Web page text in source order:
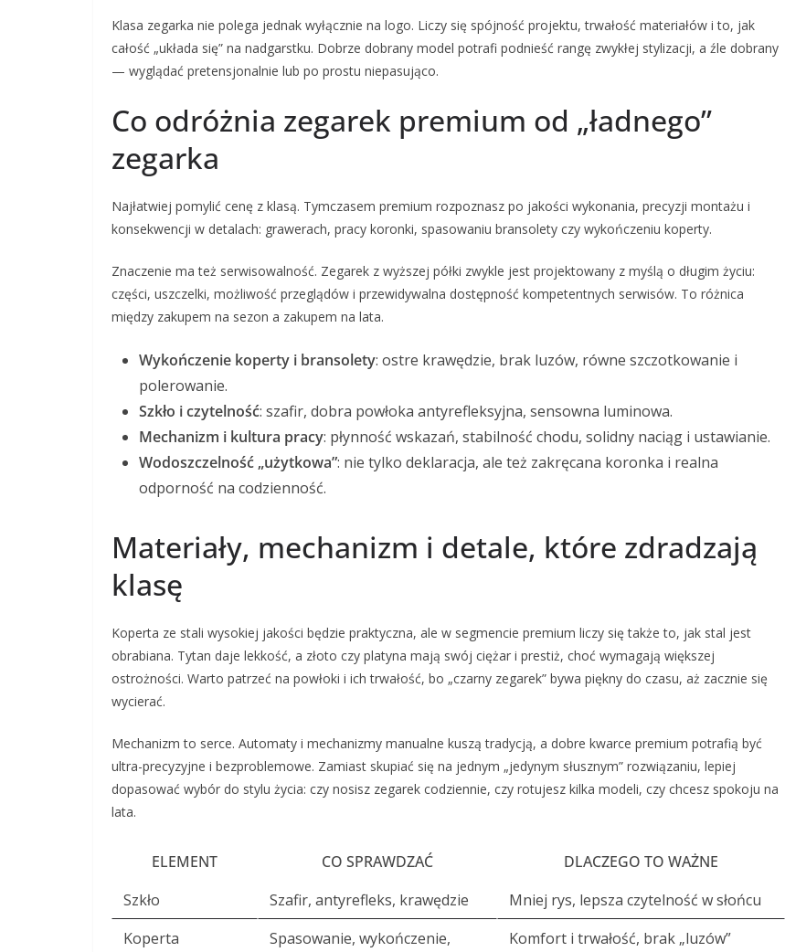
Klasa zegarka nie polega jednak wyłącznie na logo. Liczy się spójność projektu, trwałość materiałów i to, jak
całość „układa się” na nadgarstku. Dobrze dobrany model potrafi podnieść rangę zwykłej stylizacji, a źle dobrany
— wyglądać pretensjonalnie lub po prostu niepasująco.
Co odróżnia zegarek premium od „ładnego”
zegarka
Najłatwiej pomylić cenę z klasą. Tymczasem premium rozpoznasz po jakości wykonania, precyzji montażu i
konsekwencji w detalach: grawerach, pracy koronki, spasowaniu bransolety czy wykończeniu koperty.
Znaczenie ma też serwisowalność. Zegarek z wyższej półki zwykle jest projektowany z myślą o długim życiu:
części, uszczelki, możliwość przeglądów i przewidywalna dostępność kompetentnych serwisów. To różnica
między zakupem na sezon a zakupem na lata.
Wykończenie koperty i bransolety: ostre krawędzie, brak luzów, równe szczotkowanie i
polerowanie.
Szkło i czytelność: szafir, dobra powłoka antyrefleksyjna, sensowna luminowa.
Mechanizm i kultura pracy: płynność wskazań, stabilność chodu, solidny naciąg i ustawianie.
Wodoszczelność „użytkowa”: nie tylko deklaracja, ale też zakręcana koronka i realna
odporność na codzienność.
Materiały, mechanizm i detale, które zdradzają
klasę
Koperta ze stali wysokiej jakości będzie praktyczna, ale w segmencie premium liczy się także to, jak stal jest
obrabiana. Tytan daje lekkość, a złoto czy platyna mają swój ciężar i prestiż, choć wymagają większej
ostrożności. Warto patrzeć na powłoki i ich trwałość, bo „czarny zegarek” bywa piękny do czasu, aż zacznie się
wycierać.
Mechanizm to serce. Automaty i mechanizmy manualne kuszą tradycją, a dobre kwarce premium potrafią być
ultra-precyzyjne i bezproblemowe. Zamiast skupiać się na jednym „jedynym słusznym” rozwiązaniu, lepiej
dopasować wybór do stylu życia: czy nosisz zegarek codziennie, czy rotujesz kilka modeli, czy chcesz spokoju na
lata.
ELEMENT CO SPRAWDZAĆ
DLACZEGO TO WAŻNE
Szkło
Szafir, antyrefleks, krawędzie
Mniej rys, lepsza czytelność w słońcu
Koperta
Spasowanie, wykończenie,
Komfort i trwałość, brak „luzów”